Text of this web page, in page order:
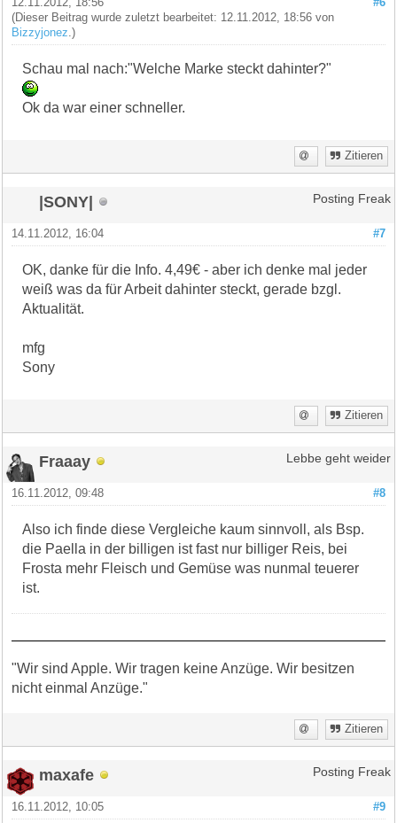
(Dieser Beitrag wurde zuletzt bearbeitet: 12.11.2012, 18:56 von
Bizzyjonez .)
Schau mal nach:"Welche Marke steckt dahinter?"
Ok da war einer schneller.
Zitieren
|SONY| Posting Freak
#7
14.11.2012, 16:04
OK, danke für die Info. 4,49€ - aber ich denke mal jeder
weiß was da für Arbeit dahinter steckt, gerade bzgl.
Aktualität.
mfg
Sony
Zitieren
Fraaay Lebbe geht weider
#8
16.11.2012, 09:48
Also ich finde diese Vergleiche kaum sinnvoll, als Bsp.
die Paella in der billigen ist fast nur billiger Reis, bei
Frosta mehr Fleisch und Gemüse was nunmal teuerer
ist.
"Wir sind Apple. Wir tragen keine Anzüge. Wir besitzen
nicht einmal Anzüge."
Zitieren
maxafe Posting Freak
#9
16.11.2012, 10:05